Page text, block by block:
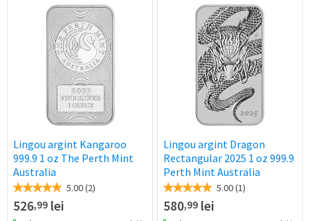
Lingou argint Kangaroo
999.9 1 oz The Perth Mint
Australia
5.00 (2)
526,99 lei
Lingou argint Dragon
Rectangular 2025 1 oz 999.9
Perth Mint Australia
5.00 (1)
580,99lei